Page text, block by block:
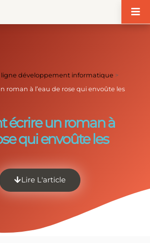
ligne développement informatique >
roman à l’eau de rose qui envoûte les
écrire un roman à
qui envoûte les
Lire L'article
des cookies